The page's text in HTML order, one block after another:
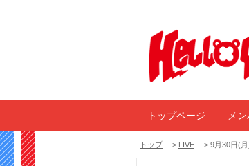
トップページ メ
トップ > LIVE > 9月30日(月